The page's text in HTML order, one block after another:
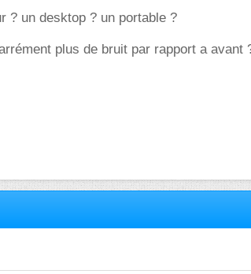
? un desktop ? un portable ?
plus de bruit par rapport a avant